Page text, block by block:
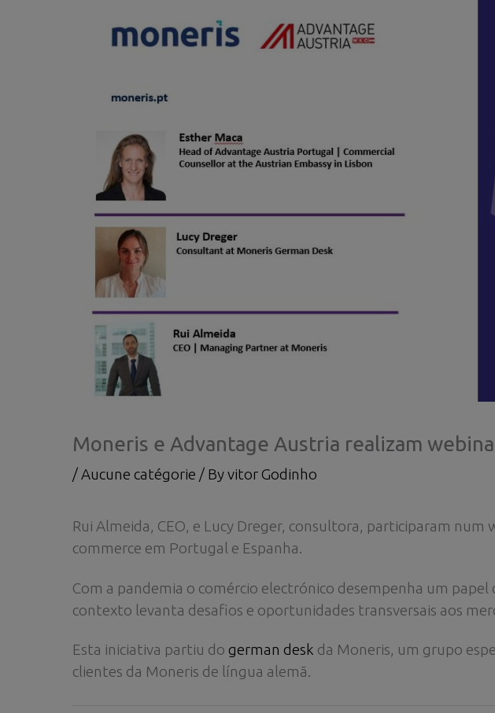
Moneris e Advantage Austria realizam
/Aucune catégorie / Byvitor Godinho
Rui Almeida, CEO, e Lucy Dreger, consultora, participaram num
commerce em Portugal e Espanha.
Com a pandemia o comércio electrónico desempenha um
contexto levanta desafios e oportunidades transversais aos
Esta iniciativa partiu do german desk da Moneris, um grupo
clientes da Moneris de língua alemã.